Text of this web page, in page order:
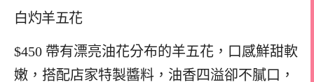
白灼羊五花
$450 帶有漂亮油花分布的羊五花，口感鮮甜軟
嫩，搭配店家特製醬料，油香四溢卻不膩口，